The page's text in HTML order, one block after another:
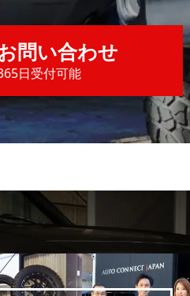
問い合わせ
日受付可能